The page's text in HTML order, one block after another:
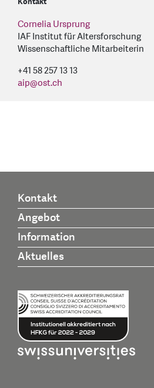
Cornelia Ursprung
IAF Institut für Altersforschung
Wissenschaftliche Mitarbeiterin
+41 58 257 13 13
aip@ost.ch
Kontakt
Angebot
Information
Aktuelles